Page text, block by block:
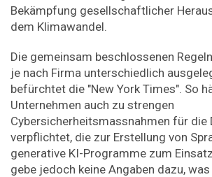
Bekämpfung gesellschaftlicher
dem Klimawandel.
Die gemeinsam beschlossenen
je nach Firma unterschiedlich
befürchtet die "New York Times". So
Unternehmen auch zu strengen
Cybersicherheitsmassnahmen für die
verpflichtet, die zur Erstellung von
generative KI-Programme zum
gebe jedoch keine Angaben dazu,